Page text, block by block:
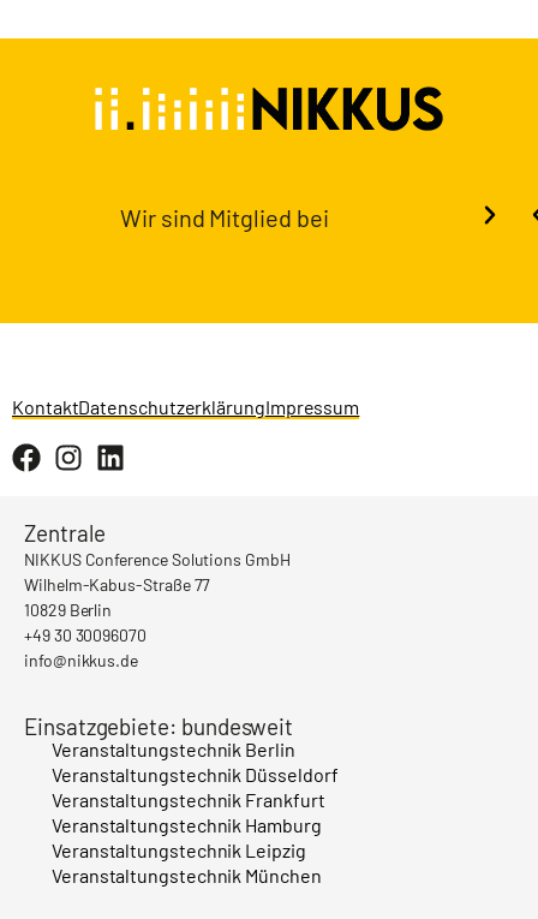
Wir sind Mitglied bei
KontaktDatenschutzerklärungImpressum
Zentrale
NIKKUS Conference Solutions GmbH
Wilhelm-Kabus-Straße 77
10829 Berlin
+49 30 30096070
info@nikkus.de
Einsatzgebiete: bundesweit
Veranstaltungstechnik Berlin
Veranstaltungstechnik Düsseldorf
Veranstaltungstechnik Frankfurt
Veranstaltungstechnik Hamburg
Veranstaltungstechnik Leipzig
Veranstaltungstechnik München